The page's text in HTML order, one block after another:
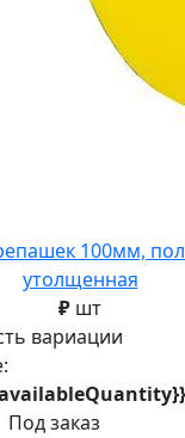
100мм,
утолщенная
₽ шт
вариации
Под заказ